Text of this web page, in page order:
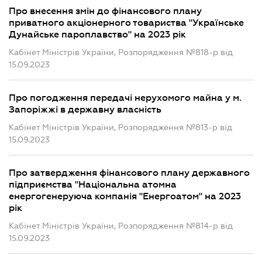
Про внесення змін до фінансового плану
приватного акціонерного товариства "Українське
Дунайське пароплавство" на 2023 рік
Кабінет Міністрів України, Розпорядження №818-р від
15.09.2023
Про погодження передачі нерухомого майна у м.
Запоріжжі в державну власність
Кабінет Міністрів України, Розпорядження №813-р від
15.09.2023
Про затвердження фінансового плану державного
підприємства "Національна атомна
енергогенеруюча компанія "Енергоатом" на 2023
рік
Кабінет Міністрів України, Розпорядження №814-р від
15.09.2023